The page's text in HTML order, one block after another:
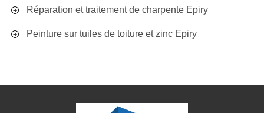
Réparation et traitement de charpente Epiry
Peinture sur tuiles de toiture et zinc Epiry